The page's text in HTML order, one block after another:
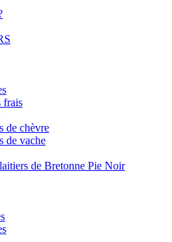
frais
de chèvre
de vache
de Bretonne Pie Noir